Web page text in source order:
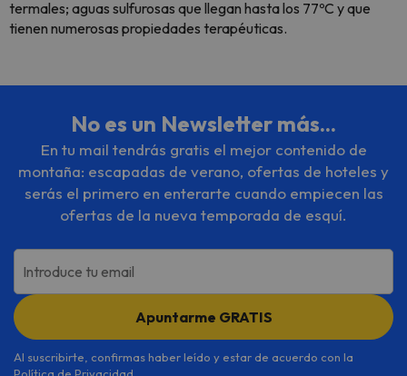
termales; aguas sulfurosas que llegan hasta los 77ºC y que
tienen numerosas propiedades terapéuticas.
No es un Newsletter más...
En tu mail tendrás gratis el mejor contenido de
montaña: escapadas de verano, ofertas de hoteles y
serás el primero en enterarte cuando empiecen las
ofertas de la nueva temporada de esquí.
Introduce tu email
Apuntarme GRATIS
Al suscribirte, confirmas haber leído y estar de acuerdo con la